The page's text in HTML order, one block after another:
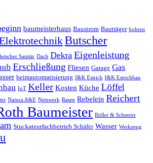
baumeisterhaus Baustrom Bauträger bohren
Butscher
Sanitär Dach Dekra Eigenleistung
Erschließung Fliesen Garage Gas
heimautomatisierung I&K Estrich I&K Estrichbau
IoT Keller Kosten Küche Löffel
Natura A&E Netzwerk Rasen Rebelein Reichert
Baumeister Röller & Scheerer
Stuckateurfachbetrieb Schäfer Wasser Werkzeug